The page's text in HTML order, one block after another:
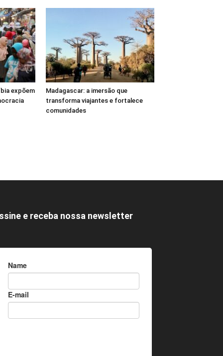
expõem
Madagascar: a imersão que
transforma viajantes e fortalece
comunidades
e receba nossa newsletter